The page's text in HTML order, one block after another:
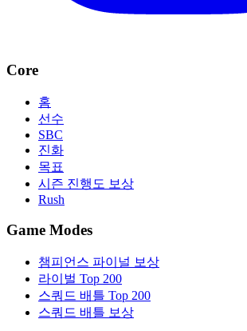
Core
홈
선수
SBC
진화
목표
시즌 진행도 보상
Rush
Game Modes
챔피언스 파이널 보상
라이벌 Top 200
스쿼드 배틀 Top 200
스쿼드 배틀 보상